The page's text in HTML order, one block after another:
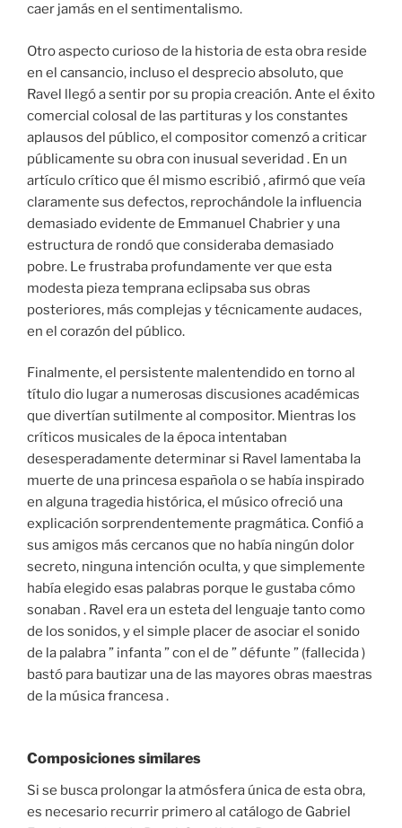
caer jamás en el sentimentalismo.
Otro aspecto curioso de la historia de esta obra reside
en el cansancio, incluso el desprecio absoluto, que
Ravel llegó a sentir por su propia creación. Ante el éxito
comercial colosal de las partituras y los constantes
aplausos del público, el compositor comenzó a criticar
públicamente su obra con inusual severidad . En un
artículo crítico que él mismo escribió , afirmó que veía
claramente sus defectos, reprochándole la influencia
demasiado evidente de Emmanuel Chabrier y una
estructura de rondó que consideraba demasiado
pobre. Le frustraba profundamente ver que esta
modesta pieza temprana eclipsaba sus obras
posteriores, más complejas y técnicamente audaces,
en el corazón del público.
Finalmente, el persistente malentendido en torno al
título dio lugar a numerosas discusiones académicas
que divertían sutilmente al compositor. Mientras los
críticos musicales de la época intentaban
desesperadamente determinar si Ravel lamentaba la
muerte de una princesa española o se había inspirado
en alguna tragedia histórica, el músico ofreció una
explicación sorprendentemente pragmática. Confió a
sus amigos más cercanos que no había ningún dolor
secreto, ninguna intención oculta, y que simplemente
había elegido esas palabras porque le gustaba cómo
sonaban . Ravel era un esteta del lenguaje tanto como
de los sonidos, y el simple placer de asociar el sonido
de la palabra ” infanta ” con el de ” défunte ” (fallecida )
bastó para bautizar una de las mayores obras maestras
de la música francesa .
Composiciones similares
Si se busca prolongar la atmósfera única de esta obra,
es necesario recurrir primero al catálogo de Gabriel